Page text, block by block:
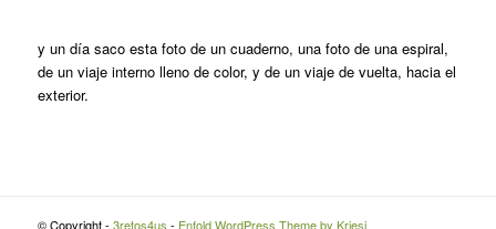
y un día saco esta foto de un cuaderno, una foto de una espiral,
de un viaje interno lleno de color, y de un viaje de vuelta, hacia el
exterior.
© Copyright - 3retos4us - Enfold WordPress Theme by Kriesi